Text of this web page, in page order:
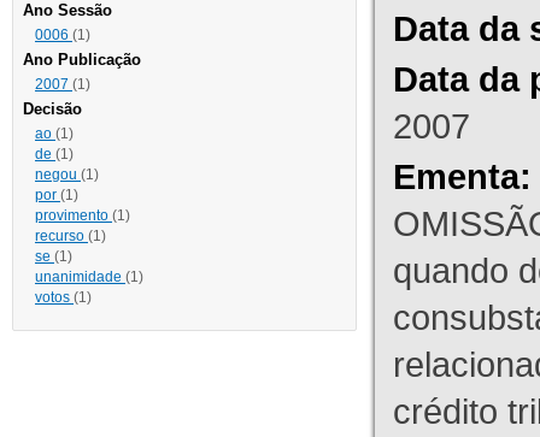
Ano Sessão
0006 (1)
Ano Publicação
2007 (1)
Decisão
ao (1)
de (1)
negou (1)
por (1)
provimento (1)
recurso (1)
se (1)
unanimidade (1)
votos (1)
Data da
Data da
2007
Ementa:
quando
crédito